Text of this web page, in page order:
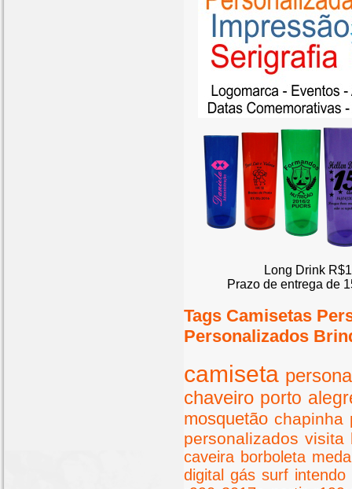
Long Drink
Prazo de entrega de
Tags Camisetas
Personalizados
camiseta
chaveiro porto
mosquetão chapinha
personalizados visita
caveira borboleta
digital gás surf intendo